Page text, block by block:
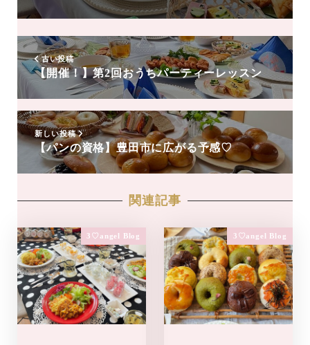
達
追
加
古い投稿
【開催！】第2回おうちパーティーレッスン
新しい投稿
【パンの資格】豊田市に広がる予感♡
関連記事
3♡angel Blog 3♡angel Blog